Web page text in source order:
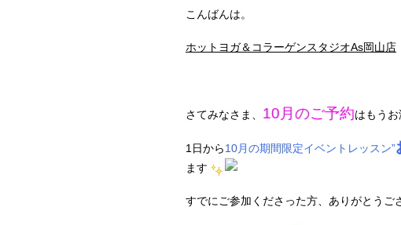
こんばんは。
ホットヨガ＆コラーゲンスタジオAs岡山店
さてみなさま、 10月のご予約はもう
1日から10月の期間限定イベントレッスン”
ます
すでにご参加くださった方、ありがとうご